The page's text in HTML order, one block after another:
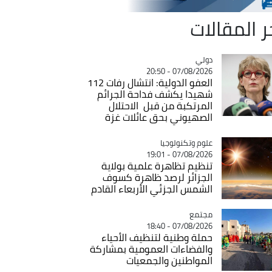
المقالات
Catégorie
دولي
07/08/2026 - 20:50
العفو الدولية: انتشال رفات 112
شهيدا يكشف فداحة الجرائم
المرتكبة من قبل الاحتلال
الصهيوني بحق عائلات غزة
Catégorie
علوم وتكنولوجيا
07/08/2026 - 19:01
تنظيم تظاهرة علمية بولاية
الجزائر لرصد ظاهرة كسوف
الشمس الجزئي الأربعاء القادم
Catégorie
مجتمع
07/08/2026 - 18:40
حملة وطنية لتنظيف الأحياء
والفضاءات العمومية بمشاركة
المواطنين والجمعيات